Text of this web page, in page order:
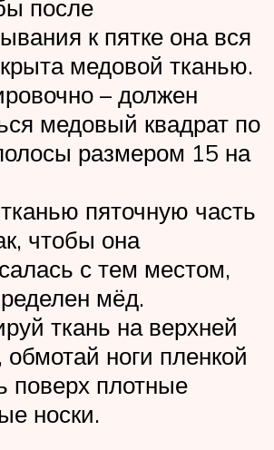
после
к пятке она вся
медовой тканью.
– должен
медовый квадрат по
размером 15 на
пяточную часть
чтобы она
с тем местом,
мёд.
ткань на верхней
обмотай ноги пленкой
поверх плотные
носки.